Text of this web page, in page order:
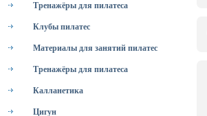
Тренажёры для пилатеса
Клубы пилатес
Материалы для занятий пилатес
Тренажёры для пилатеса
Калланетика
Цигун